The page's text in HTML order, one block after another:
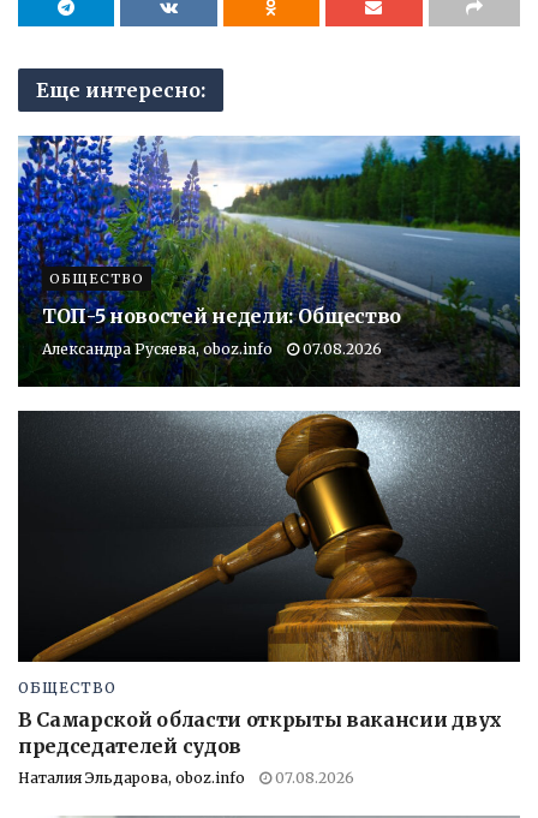
Еще интересно:
ОБЩЕСТВО
ТОП-5 новостей недели: Общество
Александра Русяева, oboz.info 07.08.2026
ОБЩЕСТВО
В Самарской области открыты вакансии двух
председателей судов
Наталия Эльдарова, oboz.info 07.08.2026